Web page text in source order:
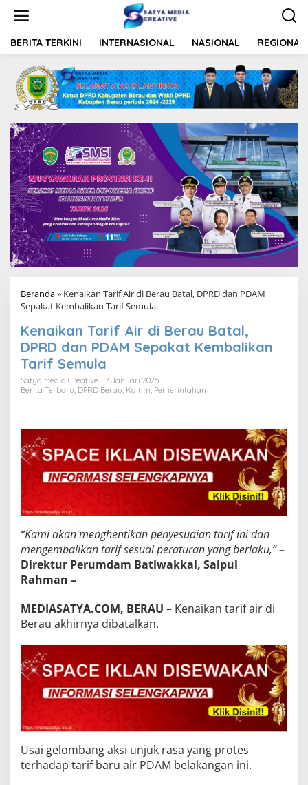
t
BERITA TERKINI INTERNASIONAL NASIONAL REGIONAL
Beranda» Kenaikan Tarif Air di Berau Batal, DPRD dan PDAM
Sepakat Kembalikan Tarif Semula
Kenaikan Tarif Air di Berau Batal,
DPRD dan PDAM Sepakat Kembalikan
Tarif Semula
Satya Media Creative
7 Januari 2025
Berita Terbaru DPRD Berau Kaltim Pemerintahan
“Kami akan menghentikan penyesuaian tarif ini dan
mengembalikan tarif sesuai peraturan yang berlaku,”–
Direktur Perumdam Batiwakkal, Saipul
Rahman –
MEDIASATYA.COM, BERAU – Kenaikan tarif air di
Berau akhirnya dibatalkan.
Usai gelombang aksi unjuk rasa yang protes
terhadap tarif baru air PDAM belakangan ini.